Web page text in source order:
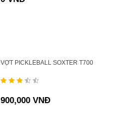
VỢT PICKLEBALL SOXTER T700
900,000 VNĐ